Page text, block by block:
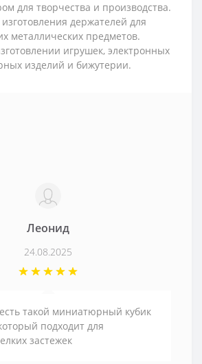
для творчества и производства.
держателей для
металлических предметов.
игрушек, электронных
изделий и бижутерии.
Леонид
24.08.2025
такой миниатюрный кубик
подходит для
застежек